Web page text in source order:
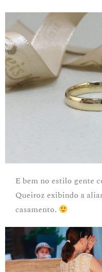
E bem no estilo gente
Queiroz exibindo a
casamento.